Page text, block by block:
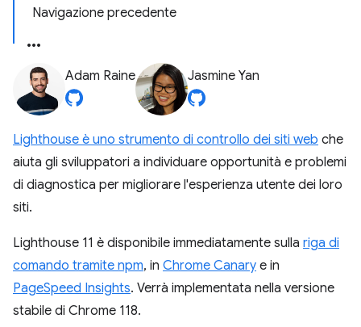
Navigazione precedente
Adam Raine Jasmine Yan
Lighthouse è uno strumento di controllo dei siti web che
aiuta gli sviluppatori a individuare opportunità e problemi
di diagnostica per migliorare l'esperienza utente dei loro
siti.
Lighthouse 11 è disponibile immediatamente sulla riga di
comando tramite npm, in Chrome Canary e in
PageSpeed Insights. Verrà implementata nella versione
stabile di Chrome 118.